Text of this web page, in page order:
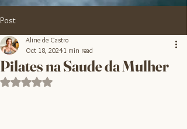
Post
Pilates na Saude da Mulher
Aline de Castro
Oct 18, 20241 min read
Rated NaN out of 5 stars.